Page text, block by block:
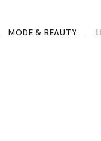
MODE & BEAUTY